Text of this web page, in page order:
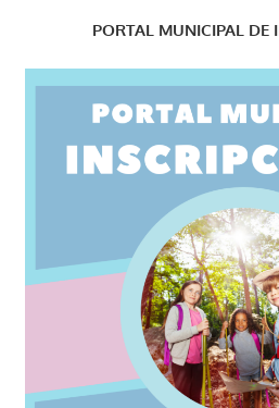
PORTAL MUNICIPAL DE